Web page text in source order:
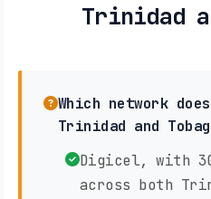
Trinidad
Which network
Trinidad and
Digicel, with
across both